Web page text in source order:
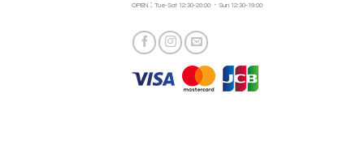
OPEN：Tue-Sat 12:30-20:00 ．Sun 12:30-19:00